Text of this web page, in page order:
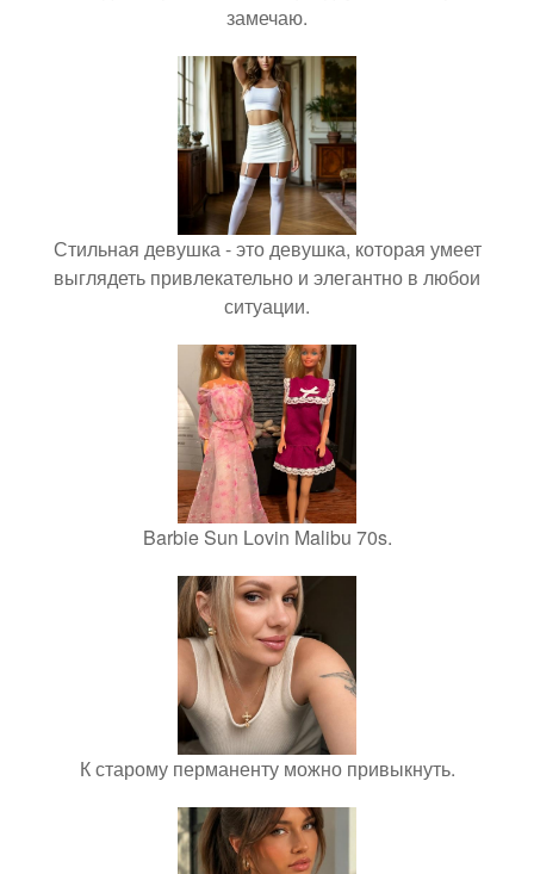
замечаю.
Стильная девушка - это девушка, которая умеет
выглядеть привлекательно и элегантно в любои
ситуации.
Barbie Sun Lovin Malibu 70s.
К старому перманенту можно привыкнуть.